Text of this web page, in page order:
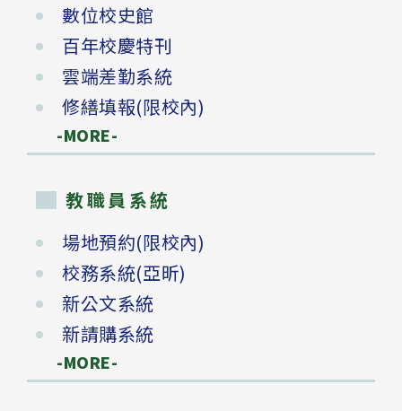
數位校史館
百年校慶特刊
雲端差勤系統
修繕填報(限校內)
-MORE-
教職員系統
場地預約(限校內)
校務系統(亞昕)
新公文系統
新請購系統
-MORE-